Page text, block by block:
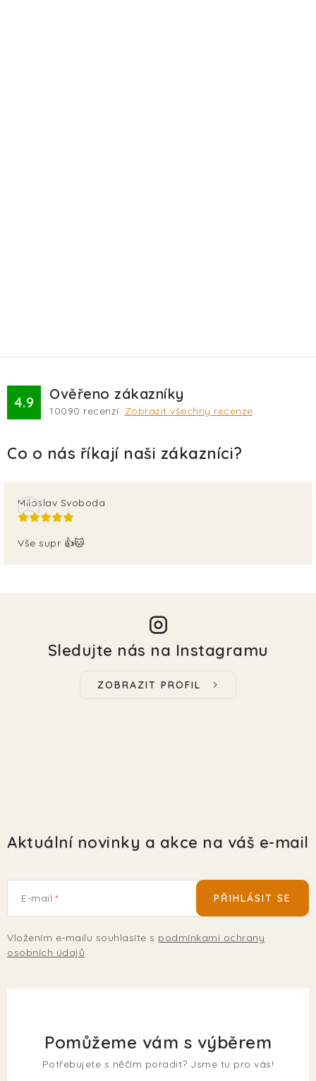
4.9 Ověřeno zákazníky
10090 recenzí. Zobrazit všechny recenze
Miloslav Svoboda
Vše supr 👍🐱
Sledujte nás na Instagramu
ZOBRAZIT PROFIL
Aktuální novinky a akce na váš e-mail
E-mail
Vložením e-mailu souhlasíte s podmínkami ochrany
osobních údajů
PŘIHLÁSIT SE
Pomůžeme vám s výběrem
Potřebujete s něčím poradit? Jsme tu pro vás!